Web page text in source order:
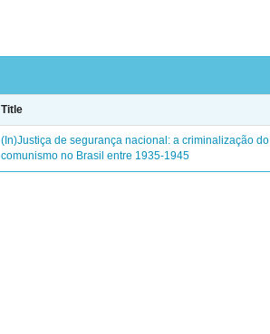
Title
(In)Justiça de segurança nacional: a criminalização do
comunismo no Brasil entre 1935-1945